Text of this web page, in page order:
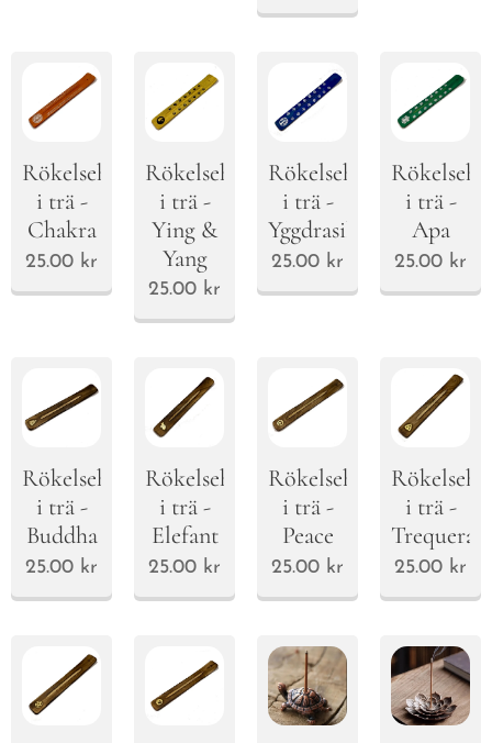
Rökelsehållare
i trä -
Chakra
25.00 kr
Rökelsehållare
i trä -
Ying &
Yang
25.00 kr
Rökelsehållare
i trä -
Yggdrasil
25.00 kr
i trä -
Apa
25.00 kr
Rökelsehållare
i trä -
Buddha
25.00 kr
Rökelsehållare
i trä -
Elefant
25.00 kr
Rökelsehållare
i trä -
Peace
25.00 kr
i trä -
Trequera
25.00 kr